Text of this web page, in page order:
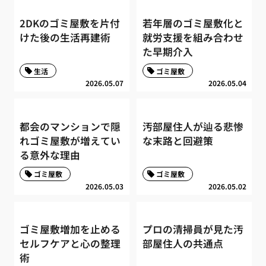
2DKのゴミ屋敷を片付
けた後の生活再建術
2026.05.07
生活
若年層のゴミ屋敷化と
就労支援を組み合わせ
た早期介入
2026.05.04
ゴミ屋敷
都会のマンションで隠
れゴミ屋敷が増えてい
る意外な理由
2026.05.03
ゴミ屋敷
汚部屋住人が辿る悲惨
な末路と回避策
2026.05.02
ゴミ屋敷
ゴミ屋敷増加を止める
セルフケアと心の整理
術
プロの清掃員が見た汚
部屋住人の共通点